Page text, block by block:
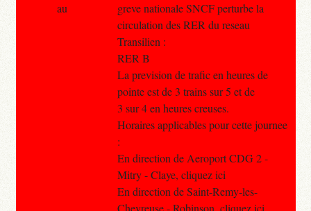
greve nationale SNCF perturbe la
circulation des RER du reseau
Transilien :
RER B
La prevision de trafic en heures de
pointe est de 3 trains sur 5 et de
3 sur 4 en heures creuses.
Horaires applicables pour cette journee
:
En direction de Aeroport CDG 2 -
Mitry - Claye, cliquez ici
En direction de Saint-Remy-les-
Chevreuse - Robinson, cliquez ici
au